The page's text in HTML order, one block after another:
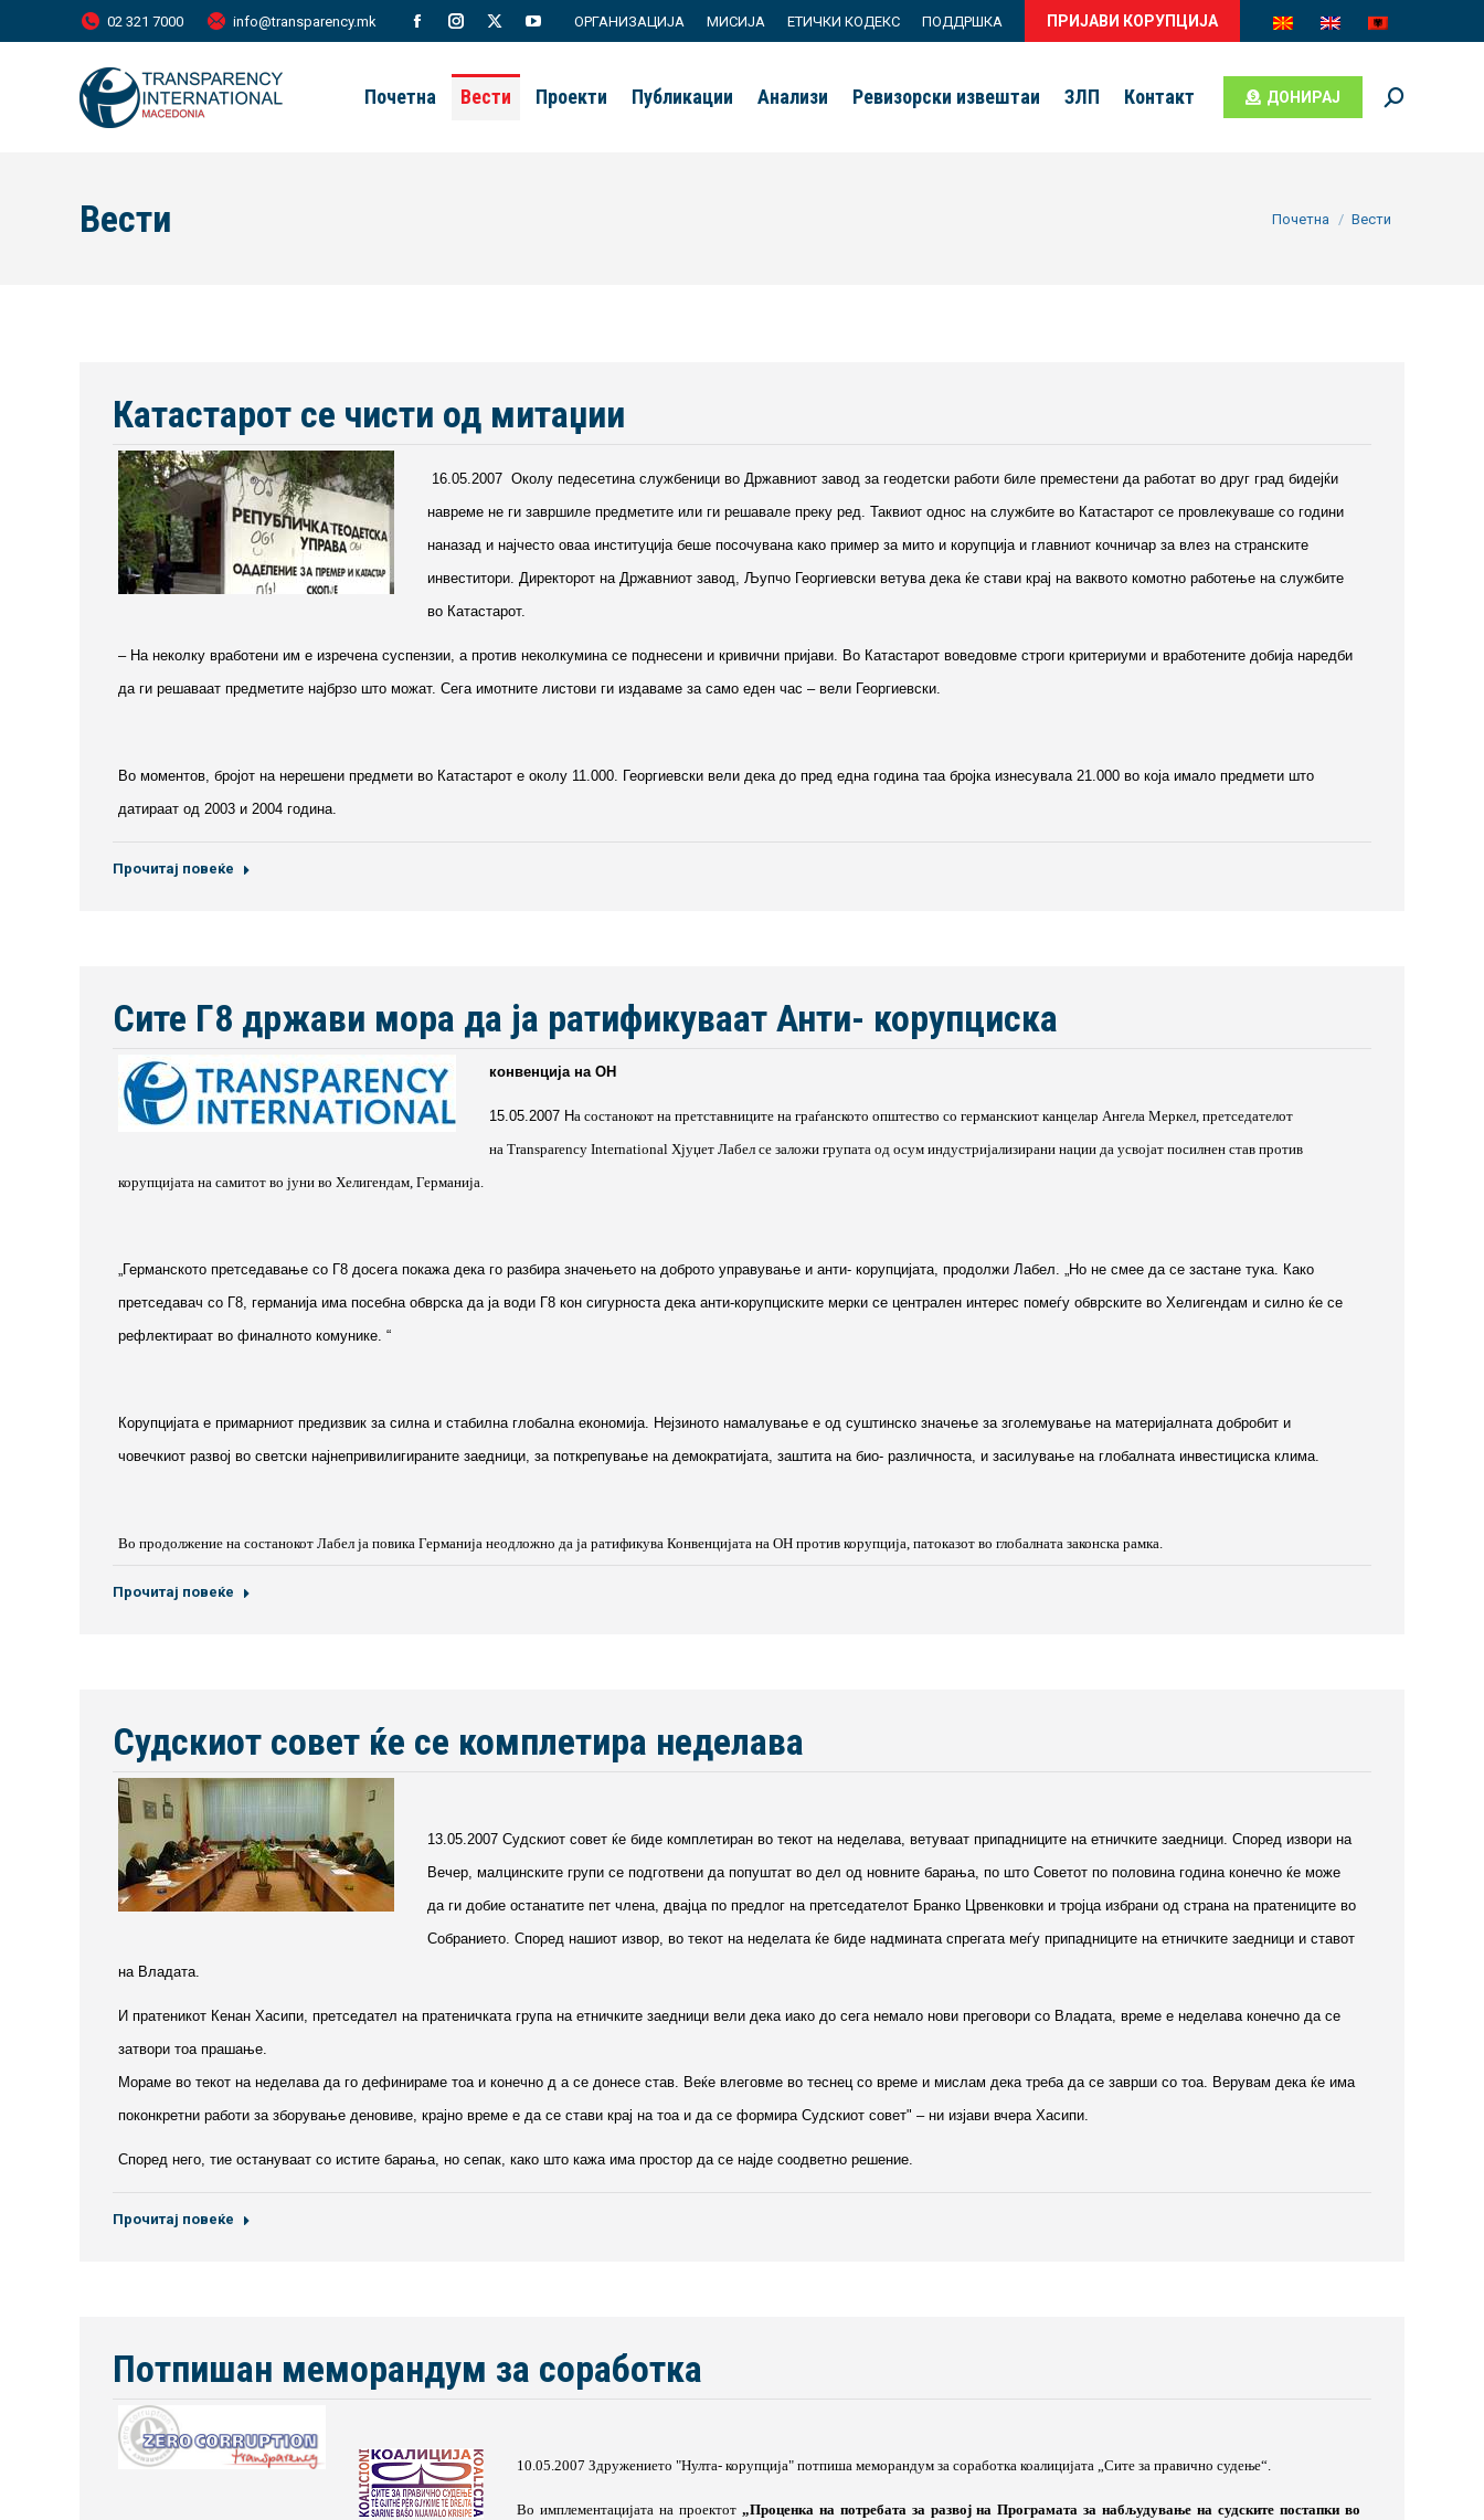
02 321 7000 info@transparency.mk
Facebook
page
Instagram
page
X
page
YouTube
opens
ОРГАНИЗАЦИЈА МИСИЈА ЕТИЧКИ КОДЕКС ПОДДРШКА ПРИЈАВИ КОРУПЦИЈА
Почетна Вести Проекти Публикации Анализи Ревизорски извештаи ЗЛП Контакт ДОНИРАЈ Search:
Вести You are here:
Почетна Вести
Катастарот се чисти од митаџии
16.05.2007 Околу педесетина службеници во Државниот завод за геодетски работи биле преместени да работат во друг град бидејќи
навреме не ги завршиле предметите или ги решавале преку ред. Таквиот однос на службите во Катастарот се провлекуваше со години
наназад и најчесто оваа институција беше посочувана како пример за мито и корупција и главниот кочничар за влез на странските
инвеститори. Директорот на Државниот завод, Љупчо Георгиевски ветува дека ќе стави крај на ваквото комотно работење на службите
во Катастарот.
– На неколку вработени им е изречена суспензии, а против неколкумина се поднесени и кривични пријави. Во Катастарот воведовме строги критериуми и вработените добија наредби
да ги решаваат предметите најбрзо што можат. Сега имотните листови ги издаваме за само еден час – вели Георгиевски.
Во моментов, бројот на нерешени предмети во Катастарот е околу 11.000. Георгиевски вели дека до пред една година таа бројка изнесувала 21.000 во која имало предмети што
датираат од 2003 и 2004 година.
Прочитај повеќе
Сите Г8 држави мора да ја ратификуваат Анти- корупциска
конвенција на ОН
15.05.2007 На состанокот на претставниците на граѓанското општество со германскиот канцелар Ангела Меркел, претседателот
на Transparency International Хјуџет Лабел се заложи групата од осум индустријализирани нации да усвојат посилнен став против
корупцијата на самитот во јуни во Хелигендам, Германија.
„Германското претседавање со Г8 досега покажа дека го разбира значењето на доброто управување и анти- корупцијата, продолжи Лабел. „Но не смее да се застане тука. Како
претседавач со Г8, германија има посебна обврска да ја води Г8 кон сигурноста дека анти-корупциските мерки се централен интерес помеѓу обврските во Хелигендам и силно ќе се
рефлектираат во финалното комунике. “
Корупцијата е примарниот предизвик за силна и стабилна глобална економија. Нејзиното намалување е од суштинско значење за зголемување на материјалната добробит и
човечкиот развој во светски најнепривилигираните заедници, за поткрепување на демократијата, заштита на био- различноста, и засилување на глобалната инвестициска клима.
Во продолжение на состанокот Лабел ја повика Германија неодложно да ја ратификува Конвенцијата на ОН против корупција, патоказот во глобалната законска рамка.
Прочитај повеќе
Судскиот совет ќе се комплетира неделава
13.05.2007 Судскиот совет ќе биде комплетиран во текот на неделава, ветуваат припадниците на етничките заедници. Според извори на
Вечер, малцинските групи се подготвени да попуштат во дел од новните барања, по што Советот по половина година конечно ќе може
да ги добие останатите пет члена, двајца по предлог на претседателот Бранко Црвенковки и тројца избрани од страна на пратениците во
Собранието. Според нашиот извор, во текот на неделата ќе биде надмината спрегата меѓу припадниците на етничките заедници и ставот
на Владата.
И пратеникот Кенан Хасипи, претседател на пратеничката група на етничките заедници вели дека иако до сега немало нови преговори со Владата, време е неделава конечно да се
затвори тоа прашање.
Мораме во текот на неделава да го дефинираме тоа и конечно д а се донесе став. Веќе влеговме во теснец со време и мислам дека треба да се заврши со тоа. Верувам дека ќе има
поконкретни работи за зборување деновиве, крајно време е да се стави крај на тоа и да се формира Судскиот совет" – ни изјави вчера Хасипи.
Според него, тие остануваат со истите барања, но сепак, како што кажа има простор да се најде соодветно решение.
Прочитај повеќе
Потпишан меморандум за соработка
10.05.2007 Здружението "Нулта- корупција" потпиша меморандум за соработка коалицијата „Сите за правично судење“.
Во имплементацијата на проектот „Проценка на потребата за развој на Програмата за набљудување на судските постапки во